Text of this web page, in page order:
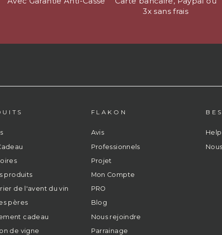
3x sans frais
produits
de l'avent du vin
pères
cadeau
de vigne
FLAKON
Avis
Professionnels
Projet
Mon Compte
PRO
Blog
Nous rejoindre
Parrainage